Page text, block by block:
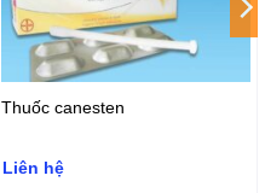
Thuốc canesten
Liên hệ